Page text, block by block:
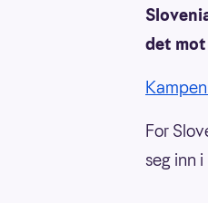
det mot
For
seg inn